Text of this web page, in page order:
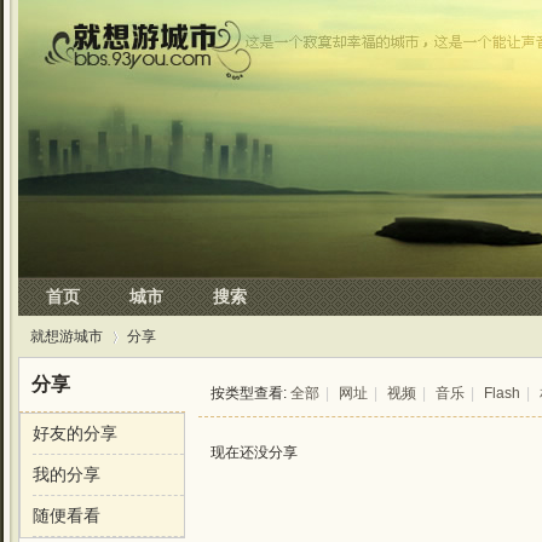
首页 城市 搜索
就想游城市
›
分享
分享
好友的分享
我的分享
随便看看
按类型查看: 全部 网址 视频 音乐 Flash
现在还没分享